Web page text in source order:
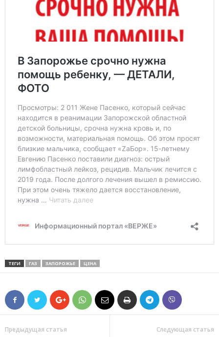
ТЕГИ ГАЗ ЗАПОРОЖЬЕ ЦЕНА
Предыдущая статья Следующая статья